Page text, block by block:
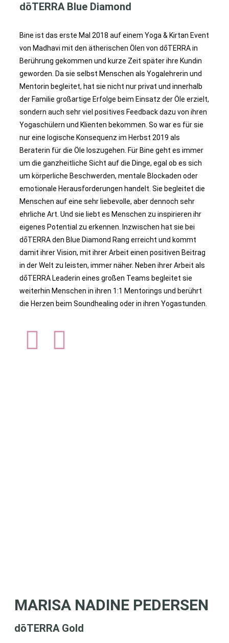
dōTERRA Blue Diamond
Bine ist das erste Mal 2018 auf einem Yoga & Kirtan Event
von Madhavi mit den ätherischen Ölen von dōTERRA in
Berührung gekommen und kurze Zeit später ihre Kundin
geworden. Da sie selbst Menschen als Yogalehrerin und
Mentorin begleitet, hat sie nicht nur privat und innerhalb
der Familie großartige Erfolge beim Einsatz der Öle erzielt,
sondern auch sehr viel positives Feedback dazu von ihren
Yogaschülern und Klienten bekommen. So war es für sie
nur eine logische Konsequenz im Herbst 2019 als
Beraterin für die Öle loszugehen. Für Bine geht es immer
um die ganzheitliche Sicht auf die Dinge, egal ob es sich
um körperliche Beschwerden, mentale Blockaden oder
emotionale Herausforderungen handelt. Sie begleitet die
Menschen auf eine sehr liebevolle, aber dennoch sehr
ehrliche Art. Und sie liebt es Menschen zu inspirieren ihr
eigenes Potential zu erkennen. Inzwischen hat sie bei
dōTERRA den Blue Diamond Rang erreicht und kommt
damit ihrer Vision, mit ihrer Arbeit einen positiven Beitrag
in der Welt zu leisten, immer näher. Neben ihrer Arbeit als
dōTERRA Leaderin eines großen Teams begleitet sie
weiterhin Menschen in ihren 1:1 Mentorings und berührt
die Herzen beim Soundhealing oder in ihren Yogastunden.
MARISA NADINE PEDERSEN
dōTERRA Gold